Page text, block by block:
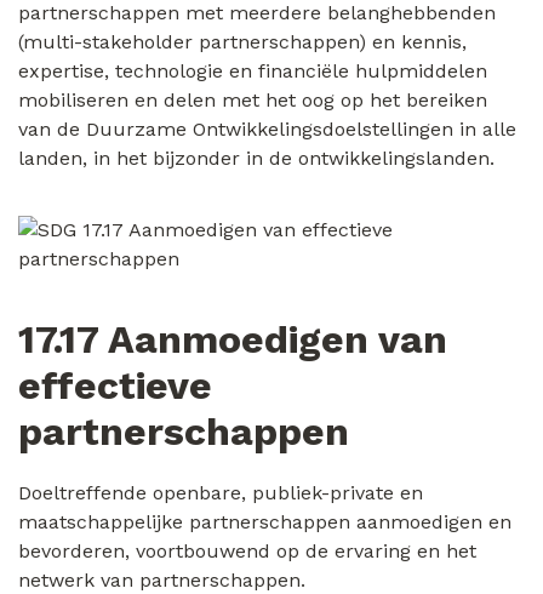
partnerschappen met meerdere belanghebbenden
(multi-stakeholder partnerschappen) en kennis,
expertise, technologie en financiële hulpmiddelen
mobiliseren en delen met het oog op het bereiken
van de Duurzame Ontwikkelingsdoelstellingen in alle
landen, in het bijzonder in de ontwikkelingslanden.
17.17 Aanmoedigen van
effectieve
partnerschappen
Doeltreffende openbare, publiek-private en
maatschappelijke partnerschappen aanmoedigen en
bevorderen, voortbouwend op de ervaring en het
netwerk van partnerschappen.